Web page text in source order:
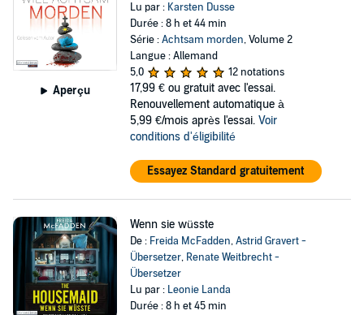
Aperçu
Lu par : Karsten Dusse
Durée : 8 h et 44 min
Série :Achtsam morden, Volume 2
Langue : Allemand
5,0
12 notations
17,99 € ou gratuit avec l'essai.
Renouvellement automatique à
5,99 €/mois après l'essai. Voir
conditions d'éligibilité
Essayez Standard gratuitement
Wenn sie wüsste
De : Freida McFadden,Astrid Gravert -
Übersetzer, Renate Weitbrecht -
Übersetzer
Lu par : Leonie Landa
Durée : 8 h et 45 min